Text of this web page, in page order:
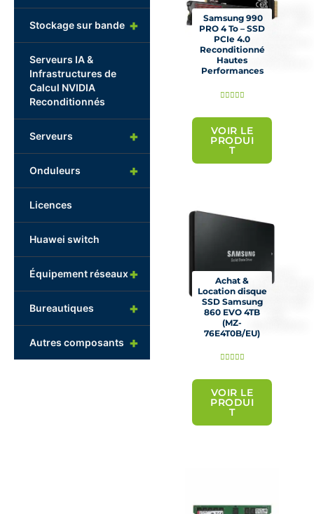
+
Stockage sur bande
Serveurs IA &
Infrastructures de
Calcul NVIDIA
Reconditionnés
+
Serveurs
+
Onduleurs
Licences
Huawei switch
+
Équipement réseaux
+
Bureautiques
+
Autres composants
Samsung 990
PRO 4 To – SSD
PCIe 4.0
Reconditionné
Hautes
Performances
N
é
VOIR LE
PRODUI
T
Achat &
Location disque
SSD Samsung
860 EVO 4TB
(MZ-
76E4T0B/EU)
N
é
VOIR LE
PRODUI
T